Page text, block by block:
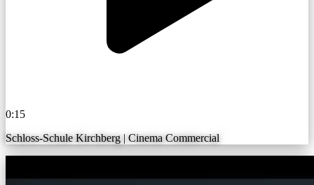
0:15
Schloss-Schule Kirchberg | Cinema Commercial